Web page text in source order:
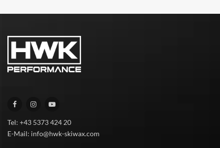
Tel: +43 5373 424 20
E-Mail: info@hwk-skiwax.com